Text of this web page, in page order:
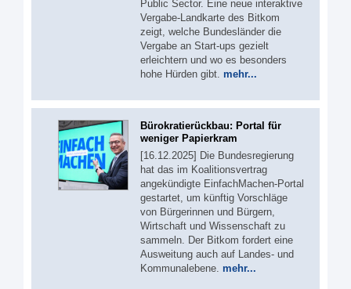
Public Sector. Eine neue interaktive
Vergabe-Landkarte des Bitkom
zeigt, welche Bundesländer die
Vergabe an Start-ups gezielt
erleichtern und wo es besonders
hohe Hürden gibt. mehr...
Bürokratierückbau: Portal für
weniger Papierkram
[16.12.2025] Die Bundesregierung
hat das im Koalitionsvertrag
angekündigte EinfachMachen-Portal
gestartet, um künftig Vorschläge
von Bürgerinnen und Bürgern,
Wirtschaft und Wissenschaft zu
sammeln. Der Bitkom fordert eine
Ausweitung auch auf Landes- und
Kommunalebene. mehr...